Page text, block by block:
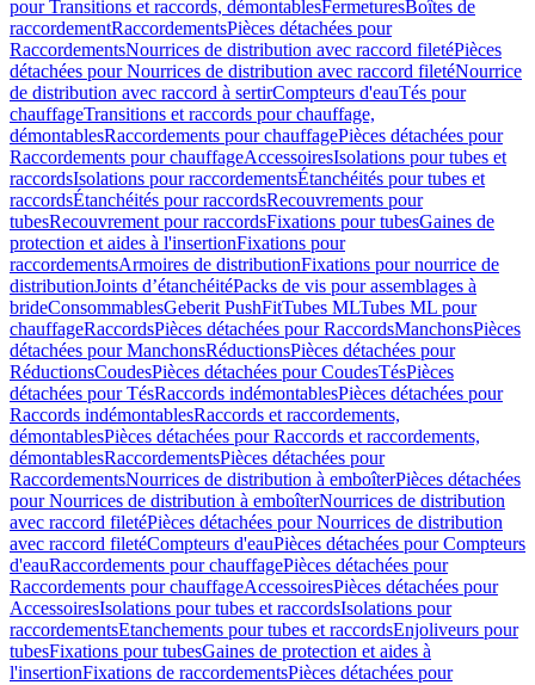
pour Transitions et raccords, démontablesFermeturesBoîtes de
raccordementRaccordementsPièces détachées pour
RaccordementsNourrices de distribution avec raccord filetéPièces
détachées pour Nourrices de distribution avec raccord filetéNourrice
de distribution avec raccord à sertirCompteurs d'eauTés pour
chauffageTransitions et raccords pour chauffage,
démontablesRaccordements pour chauffagePièces détachées pour
Raccordements pour chauffageAccessoiresIsolations pour tubes et
raccordsIsolations pour raccordementsÉtanchéités pour tubes et
raccordsÉtanchéités pour raccordsRecouvrements pour
tubesRecouvrement pour raccordsFixations pour tubesGaines de
protection et aides à l'insertionFixations pour
raccordementsArmoires de distributionFixations pour nourrice de
distributionJoints d’étanchéitéPacks de vis pour assemblages à
brideConsommablesGeberit PushFitTubes MLTubes ML pour
chauffageRaccordsPièces détachées pour RaccordsManchonsPièces
détachées pour ManchonsRéductionsPièces détachées pour
RéductionsCoudesPièces détachées pour CoudesTésPièces
détachées pour TésRaccords indémontablesPièces détachées pour
Raccords indémontablesRaccords et raccordements,
démontablesPièces détachées pour Raccords et raccordements,
démontablesRaccordementsPièces détachées pour
RaccordementsNourrices de distribution à emboîterPièces détachées
pour Nourrices de distribution à emboîterNourrices de distribution
avec raccord filetéPièces détachées pour Nourrices de distribution
avec raccord filetéCompteurs d'eauPièces détachées pour Compteurs
d'eauRaccordements pour chauffagePièces détachées pour
Raccordements pour chauffageAccessoiresPièces détachées pour
AccessoiresIsolations pour tubes et raccordsIsolations pour
raccordementsEtanchements pour tubes et raccordsEnjoliveurs pour
tubesFixations pour tubesGaines de protection et aides à
l'insertionFixations de raccordementsPièces détachées pour